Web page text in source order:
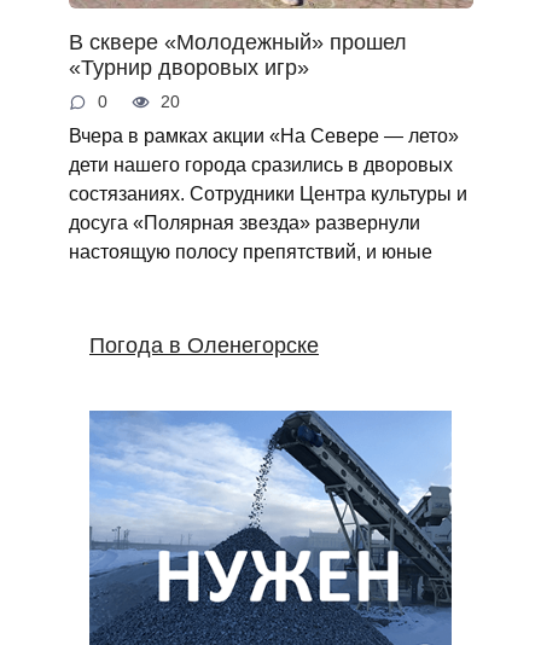
В сквере «Молодежный» прошел
«Турнир дворовых игр»
0 20
Вчера в рамках акции «На Севере — лето»
дети нашего города сразились в дворовых
состязаниях. Сотрудники Центра культуры и
досуга «Полярная звезда» развернули
настоящую полосу препятствий, и юные
Погода в Оленегорске